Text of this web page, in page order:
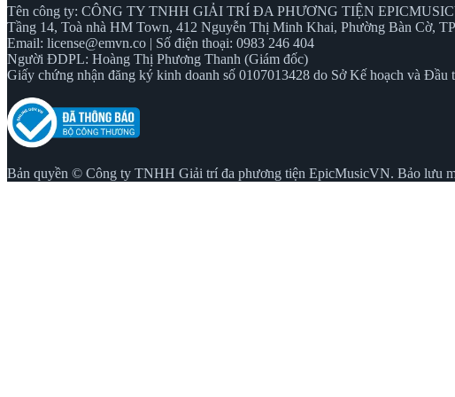
Tên công ty: CÔNG TY TNHH GIẢI TRÍ ĐA PHƯƠNG TIỆN
Tầng 14, Toà nhà HM Town, 412 Nguyễn Thị Minh Khai, Phường Bàn Cờ,
Email: license@emvn.co | Số điện thoại: 0983 246 404
Người ĐDPL: Hoàng Thị Phương Thanh (Giám đốc)
Giấy chứng nhận đăng ký kinh doanh số 0107013428 do Sở Kế hoạch và
Bản quyền © Công ty TNHH Giải trí đa phương tiện EpicMusicVN. Bảo lưu